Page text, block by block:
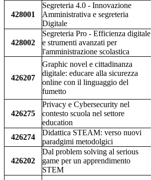
428001
Segreteria 4.0 - Innovazione
Amministrativa e segreteria
Digitale
428002
Segreteria Pro - Efficienza digitale
e strumenti avanzati per
l'amministrazione scolastica
426207
Graphic novel e cittadinanza
digitale: educare alla sicurezza
online con il linguaggio del
fumetto
426275
Privacy e Cybersecurity nel
contesto scuola nel settore
education
426274
Didattica STEAM: verso nuovi
paradgimi metodolgici
426202
Dal problem solving al serious
game per un apprendimento
STEM